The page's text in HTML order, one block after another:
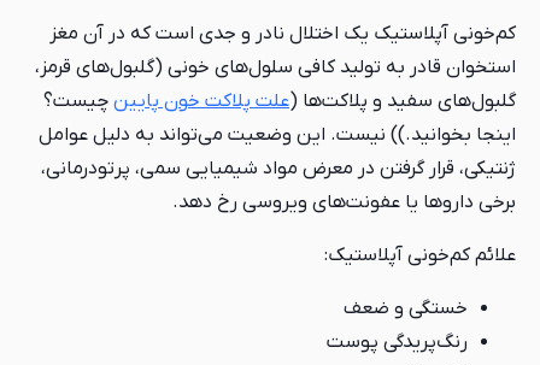
کم‌خونی آپلاستیک یک اختلال نادر و جدی است که در آن مغز
استخوان قادر به تولید کافی سلول‌های خونی (گلبول‌های قرمز،
گلبول‌های سفید و پلاکت‌ها (علت پلاکت خون پایین چیست؟
اینجا بخوانید.)) نیست. این وضعیت می‌تواند به دلیل عوامل
ژنتیکی، قرار گرفتن در معرض مواد شیمیایی سمی، پرتودرمانی،
برخی داروها یا عفونت‌های ویروسی رخ دهد.
علائم کم‌خونی آپلاستیک:
خستگی و ضعف
رنگ‌پریدگی پوست